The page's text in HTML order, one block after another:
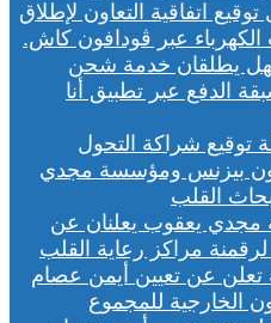
يطلقان خدمة شحن
الدفع عبر تطبيق أنا
يعقوب يعلنان عن
مراكز رعاية القلب